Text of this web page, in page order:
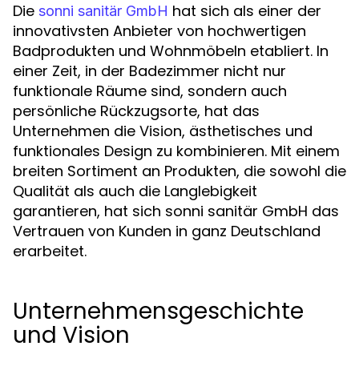
Die sonni sanitär GmbH hat sich als einer der
innovativsten Anbieter von hochwertigen
Badprodukten und Wohnmöbeln etabliert. In
einer Zeit, in der Badezimmer nicht nur
funktionale Räume sind, sondern auch
persönliche Rückzugsorte, hat das
Unternehmen die Vision, ästhetisches und
funktionales Design zu kombinieren. Mit einem
breiten Sortiment an Produkten, die sowohl die
Qualität als auch die Langlebigkeit
garantieren, hat sich sonni sanitär GmbH das
Vertrauen von Kunden in ganz Deutschland
erarbeitet.
Unternehmensgeschichte
und Vision